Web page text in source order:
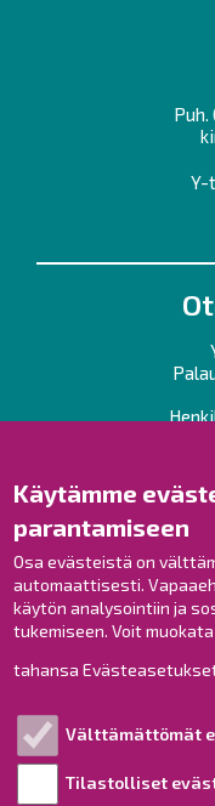
Käytämme
parantamiseen
Osa evästeistä on
automaattisesti.
käytön analysointiin ja
tukemiseen. Voit
tahansa
Välttämättömät
Tilastolliset
Puh.
Y-